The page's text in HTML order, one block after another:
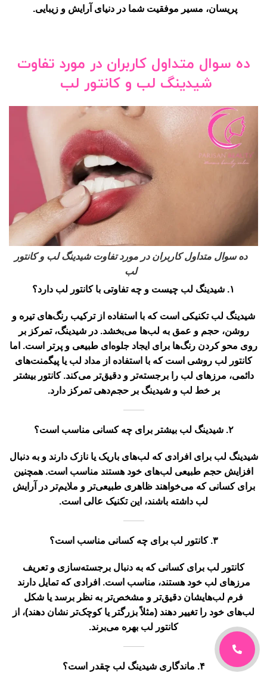
پریسان، مسیر موفقیت شما در دنیای آرایش و زیبایی.
ده سوال متداول کاربران در مورد تفاوت
شیدینگ لب و کانتور لب
ده سوال متداول کاربران در مورد تفاوت شیدینگ لب و کانتور
لب
۱. شیدینگ لب چیست و چه تفاوتی با کانتور لب دارد؟
شیدینگ لب تکنیکی است که با استفاده از ترکیب رنگ‌های تیره و
روشن، حجم و عمق به لب‌ها می‌بخشد. در شیدینگ، تمرکز بر
روی محو کردن رنگ‌ها برای ایجاد جلوه‌ای طبیعی و پرتر است. اما
کانتور لب روشی است که با استفاده از مداد لب یا پیگمنت‌های
دائمی، مرزهای لب را برجسته‌تر و دقیق‌تر می‌کند. کانتور بیشتر
بر خط لب و شیدینگ بر حجم‌دهی تمرکز دارد.
۲. شیدینگ لب بیشتر برای چه کسانی مناسب است؟
شیدینگ لب برای افرادی که لب‌های باریک یا نازک دارند و به دنبال
افزایش حجم طبیعی لب‌های خود هستند مناسب است. همچنین
برای کسانی که می‌خواهند ظاهری طبیعی‌تر و ملایم‌تر در آرایش
لب داشته باشند، این تکنیک عالی است.
۳. کانتور لب برای چه کسانی مناسب است؟
کانتور لب برای کسانی که به دنبال برجسته‌سازی و تعریف
مرزهای لب خود هستند، مناسب است. افرادی که تمایل دارند
فرم لب‌هایشان دقیق‌تر و مشخص‌تر به نظر برسد یا شکل
لب‌های خود را تغییر دهند (مثلاً بزرگتر یا کوچک‌تر نشان دهند)، از
کانتور لب بهره می‌برند.
۴. ماندگاری شیدینگ لب چقدر است؟